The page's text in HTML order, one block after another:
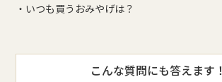
・いつも買うおみやげは？
こんな質問にも答えます！